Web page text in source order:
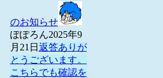
のお知らせ
ぽぽろん2025年9
月21日 返答ありが
とうございます。
こちらでも確認を